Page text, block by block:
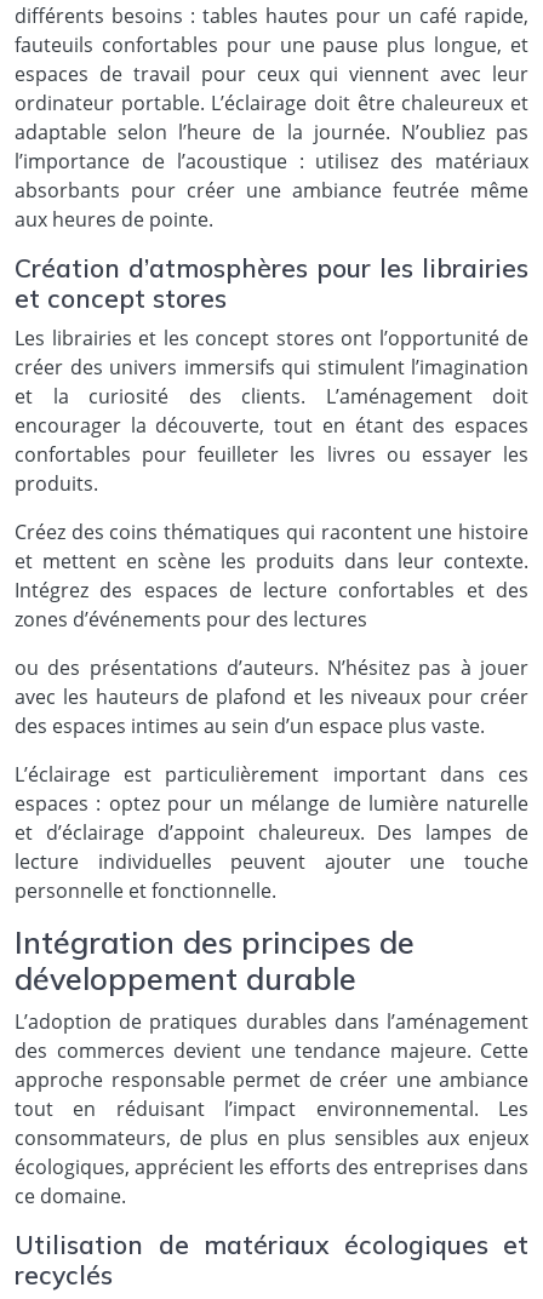
différents besoins : tables hautes pour un café rapide,
fauteuils confortables pour une pause plus longue, et
espaces de travail pour ceux qui viennent avec leur
ordinateur portable. L’éclairage doit être chaleureux et
adaptable selon l’heure de la journée. N’oubliez pas
l’importance de l’acoustique : utilisez des matériaux
absorbants pour créer une ambiance feutrée même
aux heures de pointe.
Création d’atmosphères pour les librairies
et concept stores
Les librairies et les concept stores ont l’opportunité de
créer des univers immersifs qui stimulent l’imagination
et la curiosité des clients. L’aménagement doit
encourager la découverte, tout en étant des espaces
confortables pour feuilleter les livres ou essayer les
produits.
Créez des coins thématiques qui racontent une histoire
et mettent en scène les produits dans leur contexte.
Intégrez des espaces de lecture confortables et des
zones d’événements pour des lectures
ou des présentations d’auteurs. N’hésitez pas à jouer
avec les hauteurs de plafond et les niveaux pour créer
des espaces intimes au sein d’un espace plus vaste.
L’éclairage est particulièrement important dans ces
espaces : optez pour un mélange de lumière naturelle
et d’éclairage d’appoint chaleureux. Des lampes de
lecture individuelles peuvent ajouter une touche
personnelle et fonctionnelle.
Intégration des principes de
développement durable
L’adoption de pratiques durables dans l’aménagement
des commerces devient une tendance majeure. Cette
approche responsable permet de créer une ambiance
tout en réduisant l’impact environnemental. Les
consommateurs, de plus en plus sensibles aux enjeux
écologiques, apprécient les efforts des entreprises dans
ce domaine.
Utilisation de matériaux écologiques et
recyclés